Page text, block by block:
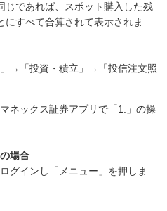
じであれば、スポット購入した残
すべて合算されて表示されま
→「投資・積立」→「投信注文照
ネックス証券アプリで「1.」の操
場合
グインし「メニュー」を押しま